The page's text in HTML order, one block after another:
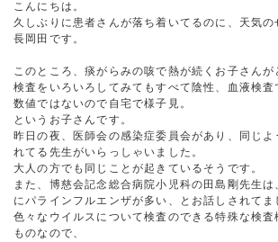
こんにちは。
久しぶりに患者さんが落ち着いてるのに、天気
長岡田です。
このところ、痰がらみの咳で熱が続くお子さんが
検査をいろいろしてみてもすべて陰性、血液検
数値ではないので自宅で様子見。
というお子さんです。
昨日の夜、医師会の感染症委員会があり、同じよ
れてる先生がいらっしゃいました。
大人の方でも同じことが起きているそうです。
また、博慈会記念総合病院小児科の田島剛先生
にパラインフルエンザが多い、とお話しされてま
色々なウイルスについて検査のできる特殊な検査
ものなので、